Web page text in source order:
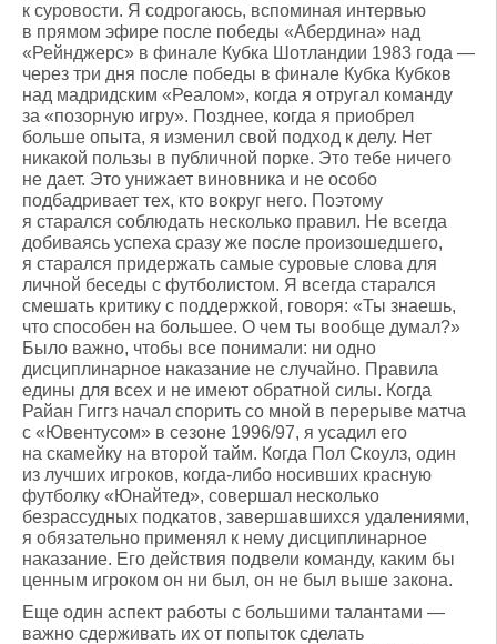
к суровости. Я содрогаюсь, вспоминая интервью
в прямом эфире после победы «Абердина» над
«Рейнджерс» в финале Кубка Шотландии 1983 года —
через три дня после победы в финале Кубка Кубков
над мадридским «Реалом», когда я отругал команду
за «позорную игру». Позднее, когда я приобрел
больше опыта, я изменил свой подход к делу. Нет
никакой пользы в публичной порке. Это тебе ничего
не дает. Это унижает виновника и не особо
подбадривает тех, кто вокруг него. Поэтому
я старался соблюдать несколько правил. Не всегда
добиваясь успеха сразу же после произошедшего,
я старался придержать самые суровые слова для
личной беседы с футболистом. Я всегда старался
смешать критику с поддержкой, говоря: «Ты знаешь,
что способен на большее. О чем ты вообще думал?»
Было важно, чтобы все понимали: ни одно
дисциплинарное наказание не случайно. Правила
едины для всех и не имеют обратной силы. Когда
Райан Гиггз начал спорить со мной в перерыве матча
с «Ювентусом» в сезоне 1996/97, я усадил его
на скамейку на второй тайм. Когда Пол Скоулз, один
из лучших игроков, когда-либо носивших красную
футболку «Юнайтед», совершал несколько
безрассудных подкатов, завершавшихся удалениями,
я обязательно применял к нему дисциплинарное
наказание. Его действия подвели команду, каким бы
ценным игроком он ни был, он не был выше закона.
Еще один аспект работы с большими талантами —
важно сдерживать их от попыток сделать